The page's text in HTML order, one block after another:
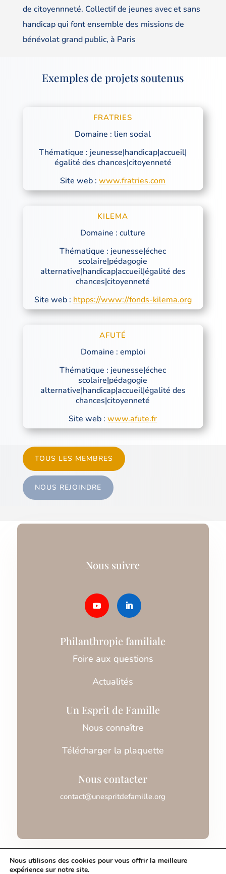
de citoyennneté. Collectif de jeunes avec et sans
handicap qui font ensemble des missions de
bénévolat grand public, à Paris
Exemples de projets soutenus
FRATRIES
Domaine : lien social
Thématique : jeunesse|handicap|accueil|
égalité des chances|citoyenneté
Site web :www.fratries.com
KILEMA
Domaine : culture
Thématique : jeunesse|échec
scolaire|pédagogie
alternative|handicap|accueil|égalité des
chances|citoyenneté
Site web : htpps://www://fonds-kilema.org
AFUTÉ
Domaine : emploi
Thématique : jeunesse|échec
scolaire|pédagogie
alternative|handicap|accueil|égalité des
chances|citoyenneté
Site web :www.afute.fr
TOUS LES MEMBRES
NOUS REJOINDRE
Nous suivre
Philanthropie familiale
Foire aux questions
Actualités
Un Esprit de Famille
Nous connaître
Télécharger la plaquette
Nous contacter
contact@unespritdefamille.org
Nous utilisons des cookies pour vous offrir la meilleure
expérience sur notre site.